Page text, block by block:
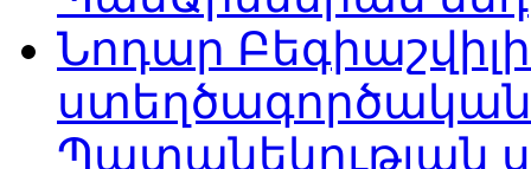
Նոդար
Պատանեկության